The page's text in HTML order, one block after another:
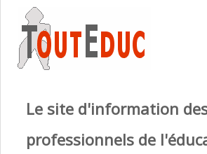
Le site d'information
professionnels de